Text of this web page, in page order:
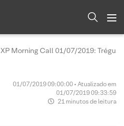
XP Morning Call 01/07/2019: Trégua
01/07/2019 09:00:00 • Atualizado em
01/07/2019 09:33:59
21 minutos de leitura